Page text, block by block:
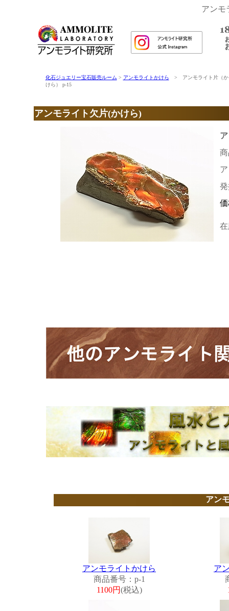
アンモ
化石ジュエリー宝石販売ルーム > アンモライトかけら > アンモライト片（か
けら） p-15
アンモライト欠片(かけら)
アン
アンモライトかけら
商品番号：p-1
1100円(税込)
ア